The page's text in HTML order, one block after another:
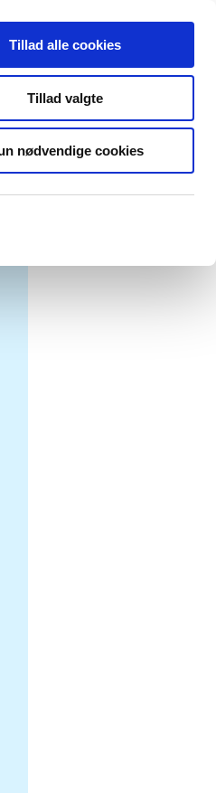
Tillad alle cookies
Tillad valgte
nødvendige cookies